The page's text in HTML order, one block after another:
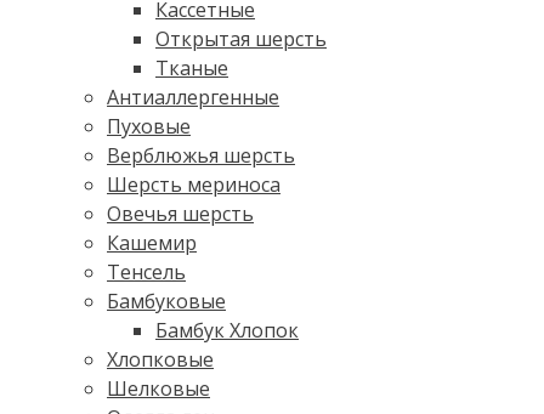
Кассетные
Открытая шерсть
Тканые
Антиаллергенные
Пуховые
Верблюжья шерсть
Шерсть мериноса
Овечья шерсть
Кашемир
Тенсель
Бамбуковые
Бамбук Хлопок
Хлопковые
Шелковые